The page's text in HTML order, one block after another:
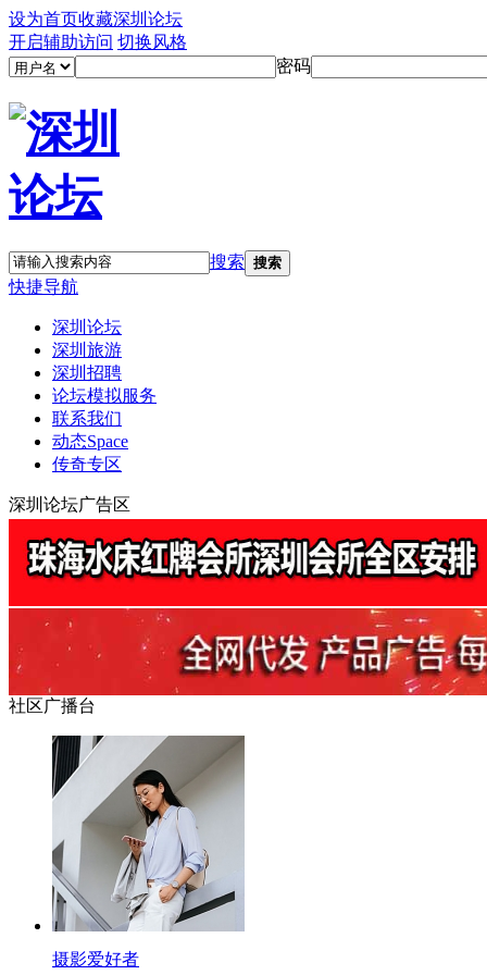
设为首页收藏深圳论坛
开启辅助访问 切换风格
密码
搜索 搜索
快捷导航
深圳论坛
深圳旅游
深圳招聘
论坛模拟服务
联系我们
动态Space
传奇专区
深圳论坛广告区
社区广播台
摄影爱好者